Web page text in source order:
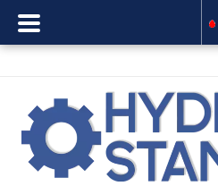
Гидростандарт
Высокачественная
гидравлика